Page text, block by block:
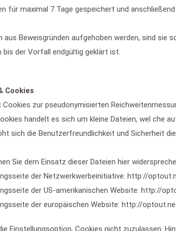
für maximal 7 Tage gespeichert und
aus Beweisgründen aufgehoben werden, sind sie
bis der Vorfall endgültig geklärt ist.
Cookies
Cookies zur pseudonymisierten
handelt es sich um kleine Dateien, wel che
sich die Benutzerfreundlichkeit und Sicherheit
Sie dem Einsatz dieser Dateien hier
der Netzwerkwerbeinitiative: http://
der US-amerikanischen Website: http://
der europäischen Website: http://
Einstellungsoption, Cookies nicht zuzulassen.